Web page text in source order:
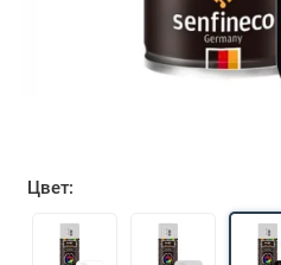
Цвет: